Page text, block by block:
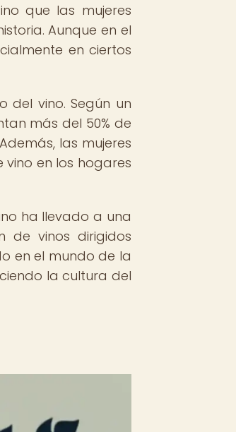
que las mujeres
Aunque en el
en ciertos
del vino. Según un
más del 50% de
las mujeres
en los hogares
ha llevado a una
de vinos dirigidos
en el mundo de la
la cultura del